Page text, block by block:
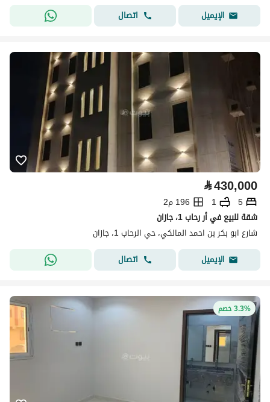
الإيميل
اتصال
⃁430,000
5
1
196 م2
شقة للبيع في أر رحاب 1، جازان
شارع ابو بكر بن احمد المالكي، حي الرحاب 1، جازان
الإيميل
اتصال
3.3% خصم